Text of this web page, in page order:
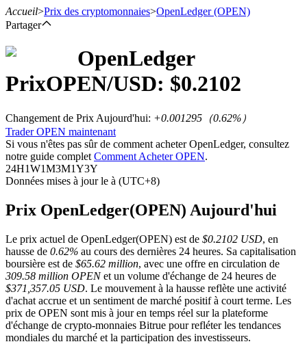
Contrats à terme
Futures USDT
Futures utilisant l'USDT comme garantie
Accueil>Prix des cryptomonnaies>OpenLedger (OPEN)
Partager
OpenLedger
PrixOPEN/USD: $0.2102
Changement de Prix Aujourd'hui: +0.001295 （0.62%）
Trader OPEN maintenant
Si vous n'êtes pas sûr de comment acheter OpenLedger, consultez
notre guide complet Comment Acheter OPEN.
24H1W1M3M1Y3Y
Données mises à jour le à (UTC+8)
Prix OpenLedger(OPEN) Aujourd'hui
Le prix actuel de OpenLedger(OPEN) est de $0.2102 USD, en
hausse de 0.62% au cours des dernières 24 heures. Sa capitalisation
boursière est de $65.62 million, avec une offre en circulation de
309.58 million OPENet un volume d'échange de 24 heures de
$371,357.05 USD. Le mouvement à la hausse reflète une activité
d'achat accrue et un sentiment de marché positif à court terme. Les
prix de OPEN sont mis à jour en temps réel sur la plateforme
d'échange de crypto-monnaies Bitrue pour refléter les tendances
mondiales du marché et la participation des investisseurs.